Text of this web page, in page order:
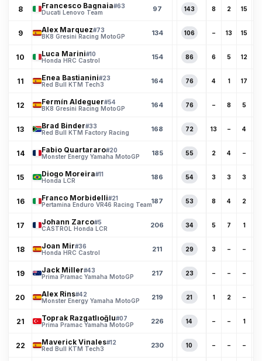
8 Francesco Bagnaia#63
Ducati Lenovo Team
97 143 8 2 15
9 Alex Marquez#73
BK8 Gresini Racing MotoGP
134 106 – 13 15
10 Luca Marini#10
Honda HRC Castrol
154 86 6 5 12
11 Enea Bastianini#23
Red Bull KTM Tech3
164 76 4 1 17
12 Fermín Aldeguer#54
BK8 Gresini Racing MotoGP
164 76 – 8 5
13 Brad Binder#33
Red Bull KTM Factory Racing
168 72 13 – 4
14 Fabio Quartararo#20
Monster Energy Yamaha MotoGP
185 55 2 4 –
15 Diogo Moreira#11
Honda LCR
186 54 3 3 3
16 Franco Morbidelli#21
Pertamina Enduro VR46 Racing Team187 53 8 4 2
17 Johann Zarco#5
CASTROL Honda LCR
206 34 5 7 1
18 Joan Mir#36
Honda HRC Castrol
211 29 3 – –
19 Jack Miller#43
Prima Pramac Yamaha MotoGP
217 23 – – –
20 Alex Rins#42
Monster Energy Yamaha MotoGP
219 21 1 2 –
21 Toprak Razgatlıoğlu#07
Prima Pramac Yamaha MotoGP
226 14 – – 1
22 Maverick Vinales#12
Red Bull KTM Tech3
230 10 – – –